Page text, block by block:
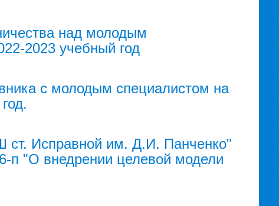
над молодым
2023 учебный год
с молодым специалистом на
Исправной им. Д.И. Панченко"
п "О внедрении целевой модели